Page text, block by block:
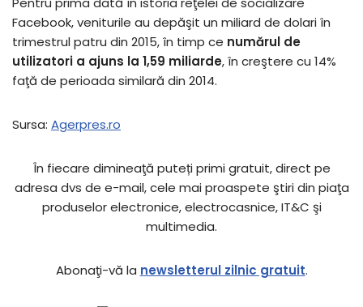
Facebook, veniturile au depăşit un miliard de dolari în
trimestrul patru din 2015, în timp ce numărul de
utilizatori a ajuns la 1,59 miliarde, în creştere cu 14%
faţă de perioada similară din 2014.
Sursa: Agerpres.ro
În fiecare dimineaţă puteți primi gratuit, direct pe
adresa dvs de e-mail, cele mai proaspete ştiri din piaţa
produselor electronice, electrocasnice, IT&C şi
multimedia.
Abonaţi-vă la newsletterul zilnic gratuit.